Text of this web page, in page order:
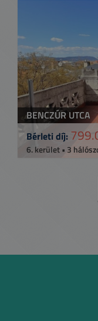
BENCZÚR UTCA
Bérleti díj:
6. kerület • 3